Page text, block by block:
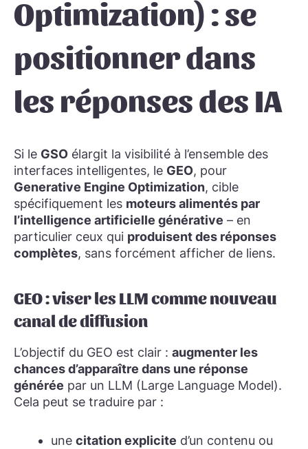
Optimization) : se
positionner dans
les réponses des IA
Si le GSO élargit la visibilité à l’ensemble des
interfaces intelligentes, le GEO, pour
Generative Engine Optimization, cible
spécifiquement les moteurs alimentés par
l’intelligence artificielle générative – en
particulier ceux qui produisent des réponses
complètes, sans forcément afficher de liens.
GEO : viser les LLM comme nouveau
canal de diffusion
L’objectif du GEO est clair : augmenter les
chances d’apparaître dans une réponse
générée par un LLM (Large Language Model).
Cela peut se traduire par :
une citation explicite d’un contenu ou